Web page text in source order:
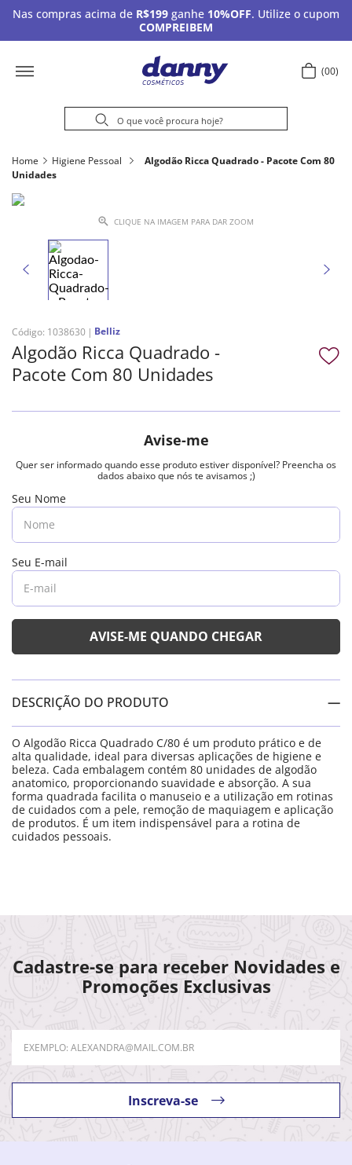
Nas compras acima de R$199 ganhe 10%OFF. Utilize o cupom
COMPREIBEM
00
Home Higiene Pessoal
Algodão Ricca Quadrado - Pacote Com 80
Unidades
CLIQUE NA IMAGEM PARA DAR ZOOM
Código: 1038630 Belliz
Algodão Ricca Quadrado -
Pacote Com 80 Unidades
DESCRIÇÃO DO PRODUTO
O Algodão Ricca Quadrado C/80 é um produto prático e de
alta qualidade, ideal para diversas aplicações de higiene e
beleza. Cada embalagem contém 80 unidades de algodão
anatomico, proporcionando suavidade e absorção. A sua
forma quadrada facilita o manuseio e a utilização em rotinas
de cuidados com a pele, remoção de maquiagem e aplicação
de produtos. É um item indispensável para a rotina de
cuidados pessoais.
Cadastre-se para receber Novidades e
Promoções Exclusivas
Inscreva-se